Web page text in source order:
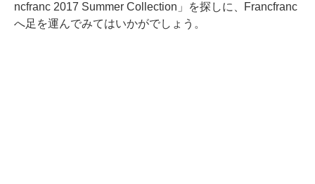
ncfranc 2017 Summer Collection」を探しに、Francfranc
へ足を運んでみてはいかがでしょう。